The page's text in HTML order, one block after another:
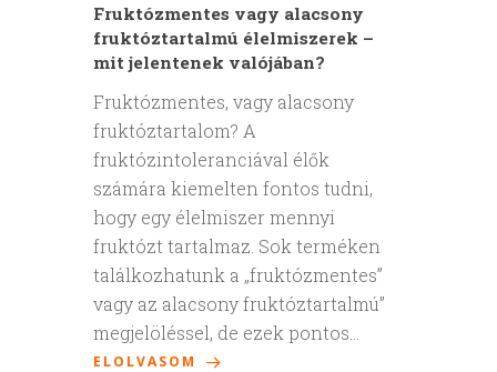
Fruktózmentes vagy alacsony
fruktóztartalmú élelmiszerek –
mit jelentenek valójában?
Fruktózmentes, vagy alacsony
fruktóztartalom? A
fruktózintoleranciával élők
számára kiemelten fontos tudni,
hogy egy élelmiszer mennyi
fruktózt tartalmaz. Sok terméken
találkozhatunk a „fruktózmentes”
vagy az alacsony fruktóztartalmú”
megjelöléssel, de ezek pontos…
ELOLVASOM